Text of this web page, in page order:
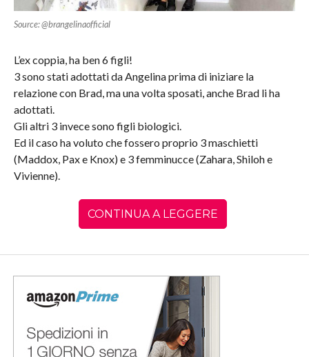
Source: @brangelinaofficial
L’ex coppia, ha ben 6 figli!
3 sono stati adottati da Angelina prima di iniziare la
relazione con Brad, ma una volta sposati, anche Brad li ha
adottati.
Gli altri 3 invece sono figli biologici.
Ed il caso ha voluto che fossero proprio 3 maschietti
(Maddox, Pax e Knox) e 3 femminucce (Zahara, Shiloh e
Vivienne).
CONTINUA A LEGGERE